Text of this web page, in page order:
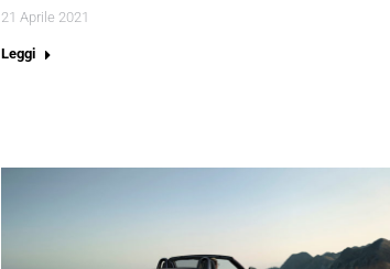
21 Aprile 2021
Leggi